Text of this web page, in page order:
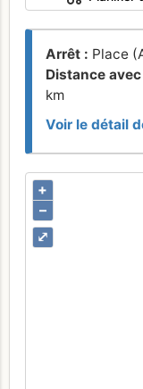
Arrêt : Place
Distance
km
Voir le détail
⤢
+
–